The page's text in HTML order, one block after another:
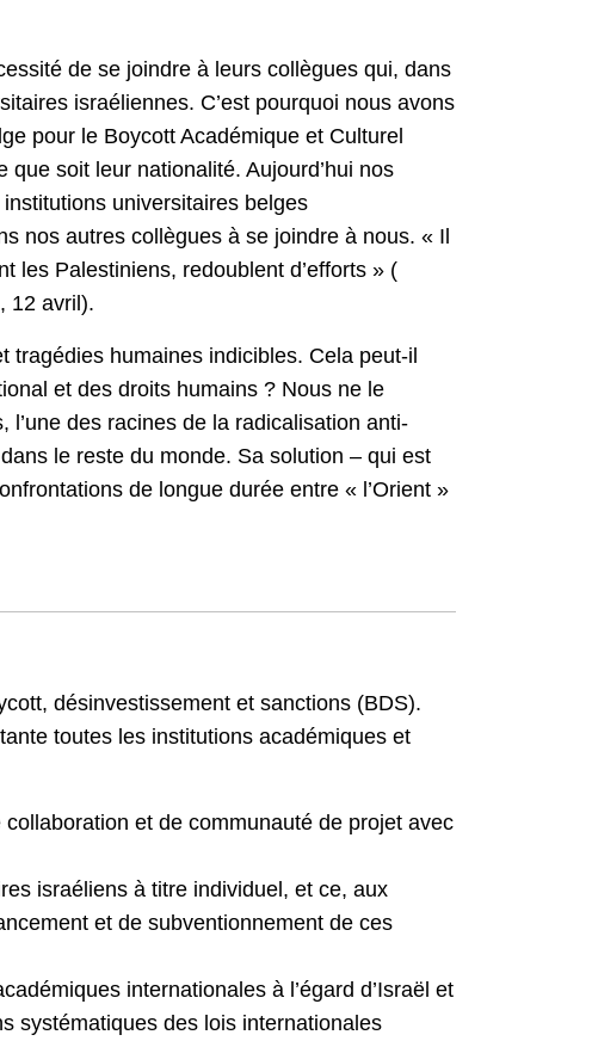
de se joindre à leurs collègues qui, dans
israéliennes. C’est pourquoi nous avons
pour le Boycott Académique et Culturel
soit leur nationalité. Aujourd’hui nos
universitaires belges
nos autres collègues à se joindre à nous. « Il
les Palestiniens, redoublent d’efforts » (
12 avril).
tragédies humaines indicibles. Cela peut-il
et des droits humains ? Nous ne le
l’une des racines de la radicalisation anti-
le reste du monde. Sa solution – qui est
de longue durée entre « l’Orient »
désinvestissement et sanctions (BDS).
toutes les institutions académiques et
et de communauté de projet avec
israéliens à titre individuel, et ce, aux
et de subventionnement de ces
internationales à l’égard d’Israël et
systématiques des lois internationales